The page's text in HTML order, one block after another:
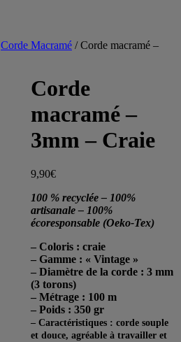
Corde Macramé / Corde macramé –
Corde
macramé –
3mm – Craie
9,90€
100 % recyclée – 100%
artisanale – 100%
écoresponsable (Oeko-Tex)
– Coloris : craie
– Gamme : « Vintage »
– Diamètre de la corde : 3 mm
(3 torons)
– Métrage : 100 m
– Poids : 350 gr
– Caractéristiques : corde souple
et douce, agréable à travailler et